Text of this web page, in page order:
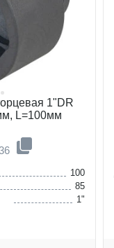
1"DR
L=100мм
100
85
1"